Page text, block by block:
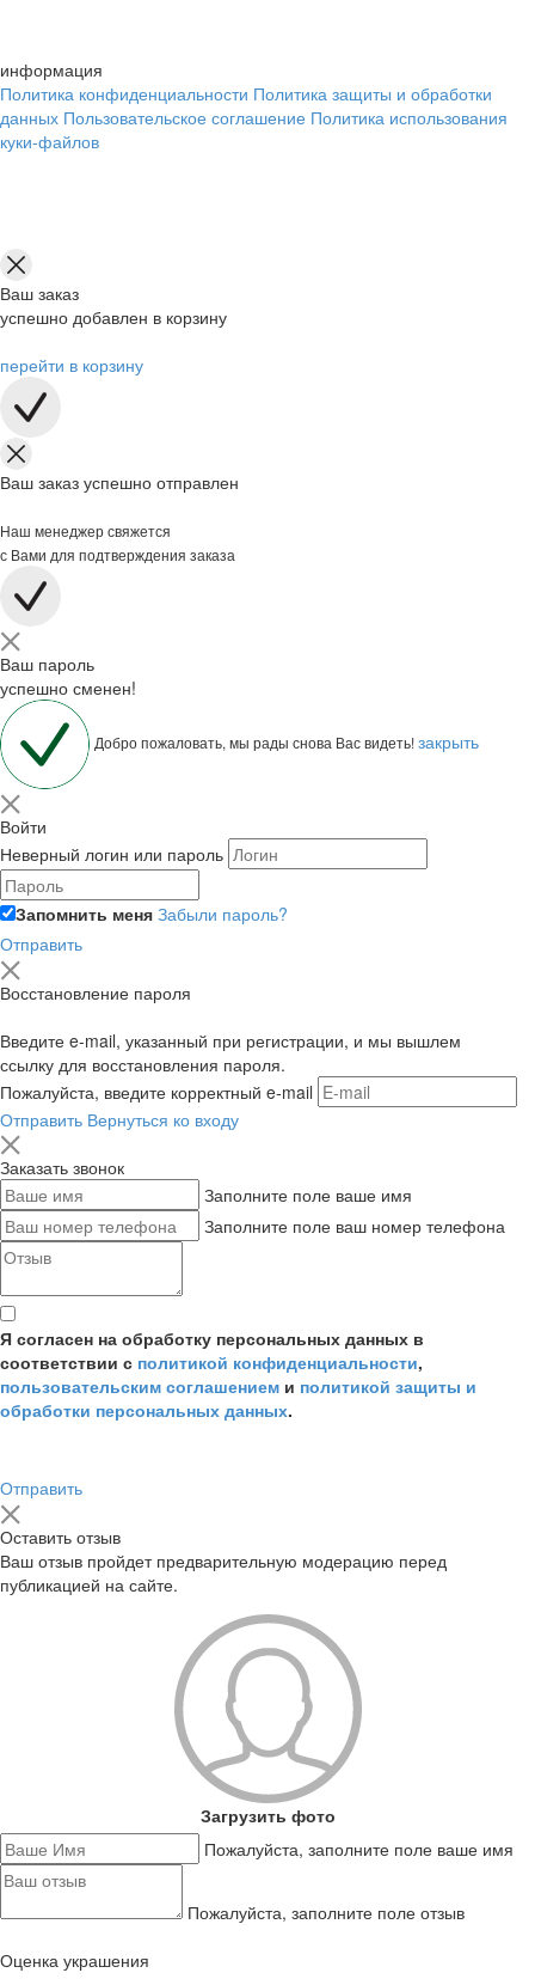
информация
Политика конфиденциальности Политика защиты и обработки
данных Пользовательское соглашение Политика использования
куки-файлов
Ваш заказ
успешно добавлен в корзину
перейти в корзину
Ваш заказ успешно отправлен
Наш менеджер свяжется
с Вами для подтверждения заказа
Ваш пароль
успешно сменен!
Добро пожаловать, мы рады снова Вас видеть!закрыть
Войти
Неверный логин или пароль
Запомнить меня Забыли пароль?
Отправить
Восстановление пароля
Введите e-mail, указанный при регистрации, и мы вышлем
ссылку для восстановления пароля.
Пожалуйста, введите корректный e-mail
Отправить Вернуться ко входу
Заказать звонок
Заполните поле ваше имя
Заполните поле ваш номер телефона
Я согласен на обработку персональных данных в
соответствии с политикой конфиденциальности,
пользовательским соглашением и политикой защиты и
обработки персональных данных.
Отправить
Оставить отзыв
Ваш отзыв пройдет предварительную модерацию перед
публикацией на сайте.
Загрузить фото
Пожалуйста, заполните поле ваше имя
Пожалуйста, заполните поле отзыв
Оценка украшения